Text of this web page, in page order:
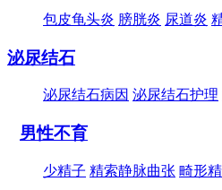
包皮龟头炎 膀胱炎 尿道炎
泌尿结石
泌尿结石病因 泌尿结石护理
男性不育
少精子 精索静脉曲张 畸形